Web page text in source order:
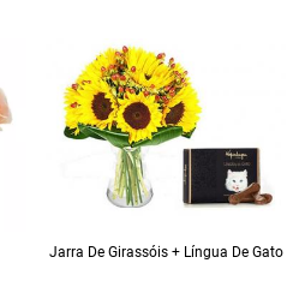
Jarra De Girassóis + Língua De Gato